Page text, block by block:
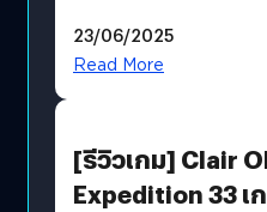
23/06/2025
Read More
[รีวิวเกม] Clair
Expedition 33 เ